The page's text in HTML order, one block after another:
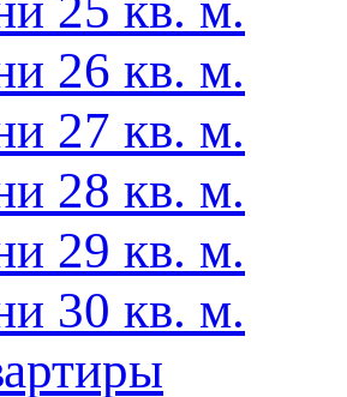
26 кв. м.
27 кв. м.
28 кв. м.
29 кв. м.
30 кв. м.